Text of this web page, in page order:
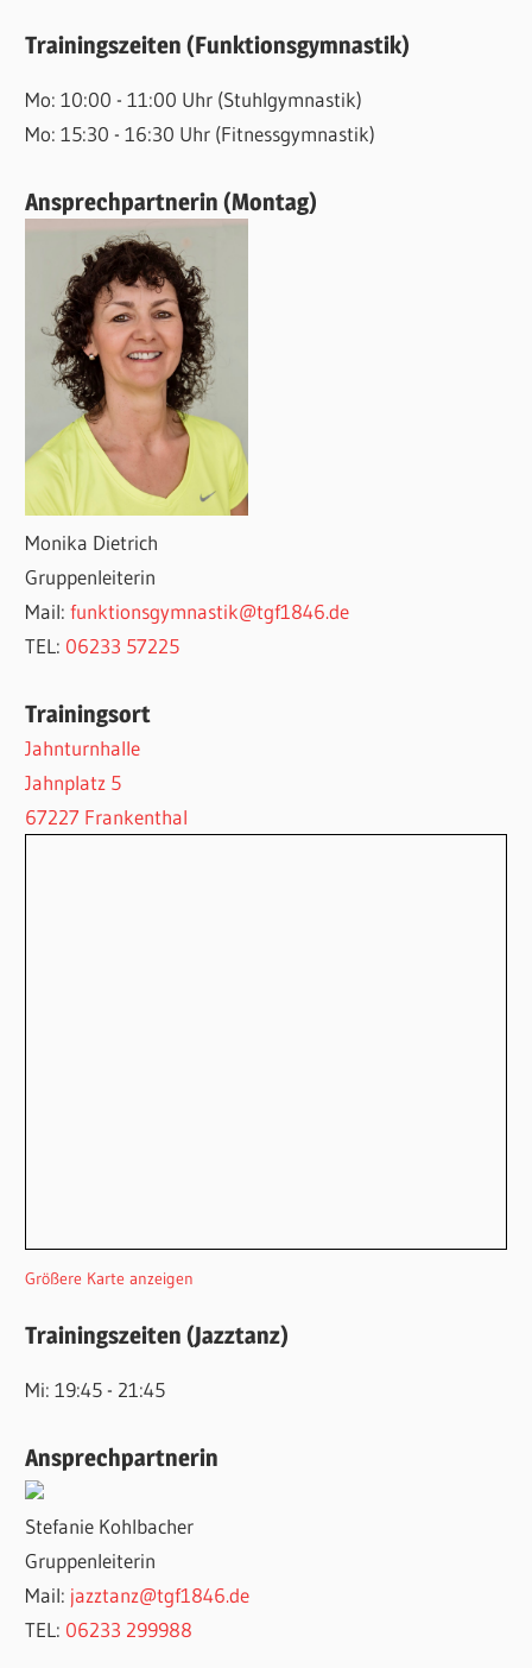
Trainingszeiten (Funktionsgymnastik)
Mo: 10:00 - 11:00 Uhr (Stuhlgymnastik)
Mo: 15:30 - 16:30 Uhr (Fitnessgymnastik)
Ansprechpartnerin (Montag)
Monika Dietrich
Gruppenleiterin
Mail:funktionsgymnastik@tgf1846.de
TEL: 06233 57225
Trainingsort
Jahnturnhalle
Jahnplatz 5
67227 Frankenthal
Größere Karte anzeigen
Trainingszeiten (Jazztanz)
Mi: 19:45 - 21:45
Ansprechpartnerin
Stefanie Kohlbacher
Gruppenleiterin
Mail: jazztanz@tgf1846.de
TEL: 06233 299988